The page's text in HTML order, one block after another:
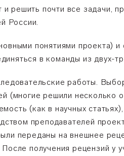
решить почти все задачи,
России.
понятиями проекта)
в команды из двух-
работы.
(многие решили несколько
(как в научных
преподавателей
переданы на внешнее
получения рецензий у